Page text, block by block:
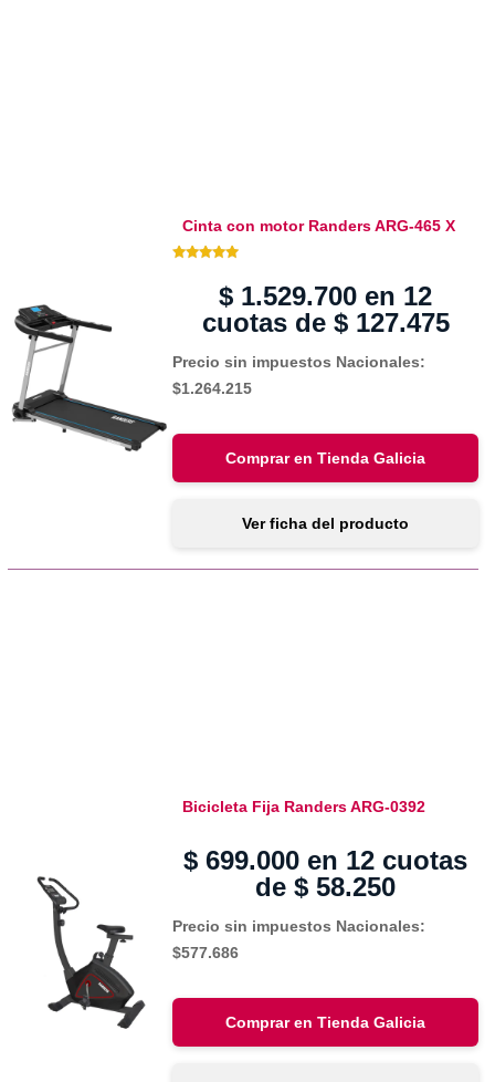
Cinta con motor Randers ARG-465 X
$ 1.529.700 en 12
cuotas de $127.475
Precio sin impuestos Nacionales:
$1.264.215
Comprar en Tienda Galicia
Ver ficha del producto
Bicicleta Fija Randers ARG-0392
$ 699.000 en 12 cuotas
de$ 58.250
Precio sin impuestos Nacionales:
$577.686
Comprar en Tienda Galicia